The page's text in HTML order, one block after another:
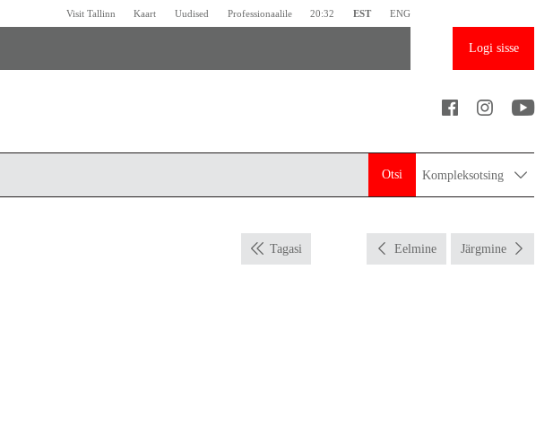
Visit Tallinn Kaart Uudised Professionaalile 20:32 EST ENG
Logi sisse
Otsi Kompleksotsing
Tagasi Eelmine Järgmine